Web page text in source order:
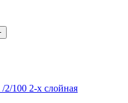
2/100 2-х слойная